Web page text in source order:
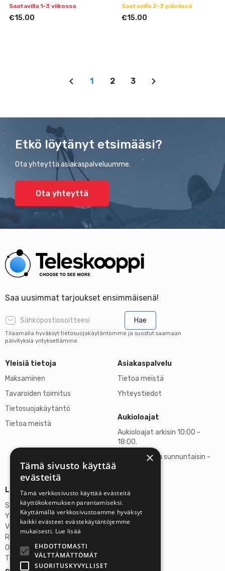
Saatavilla 1-3 viikossa
€15.00
Saatavilla 2-3 päivässä
€15.00
1 2 3
Etkö löytänyt etsimääsi?
Ota yhteyttä asiakaspalveluumme.
Ota yhteyttä
Saa uusimmat tarjoukset ensimmäisenä!
Hae
Tilaamalla hyväksyt tietosuojakäytäntömme ja suostut saamaan
päivityksiä yritykseltämme.
Yleisiä tietoja
Maksaminen
Tavaroiden toimitus
Tietosuojakäytäntö
Tietoa meistä
Asiakaspalvelu
Tietoa meistä
Yhteystiedot
Aukioloajat
Aukioloajat arkisin 10:00 -
18:00.
Lauantaisin ja sunnuntaisin -
Lisätietoja
Stardust Finland Oy
Y-tunnus: 2972445-9
Virallinen osoite
Rantatie 37 C75, 33250 Tampere
OP Tampere
Tilinumero FI6357300820922629
×
Tämä sivusto käyttää
evästeitä
Tämä verkkosivusto käyttää evästeitä
käyttökokemuksen parantamiseksi.
Käyttämällä verkkosivustoamme hyväksyt
kaikki evästeet evästekäytäntöjemme
mukaisesti. Lue lisää
EHDOTTOMASTI
VÄLTTÄMÄTTÖMÄT
SUORITUSKYVYLLISET